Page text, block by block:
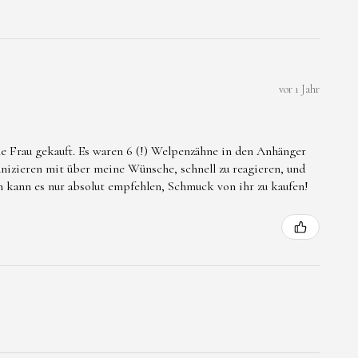
vor 1 Jahr
gekauft. Es waren 6 (!) Welpenzähne in den Anhänger
mit über meine Wünsche, schnell zu reagieren, und
es nur absolut empfehlen, Schmuck von ihr zu kaufen!